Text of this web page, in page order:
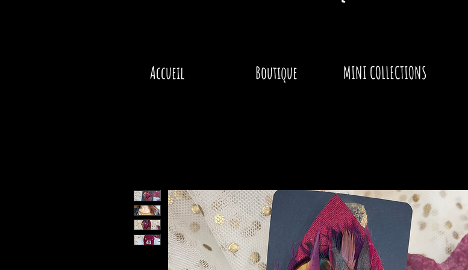
Accueil Boutique MINI COLLECTIONS